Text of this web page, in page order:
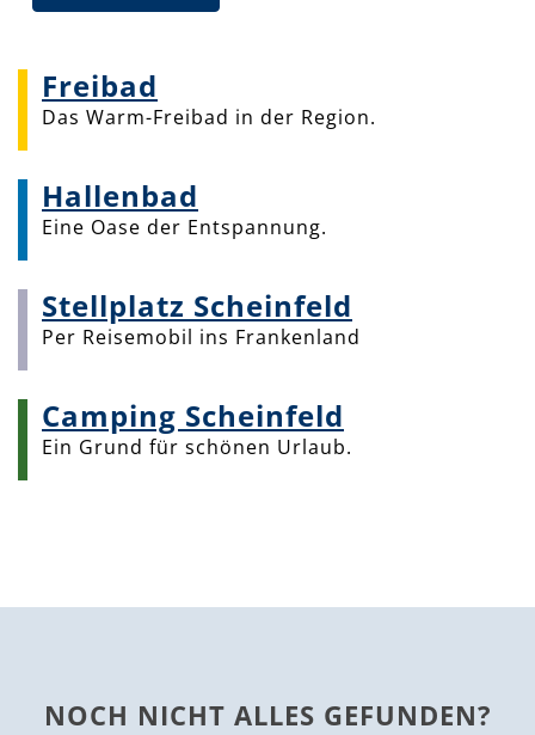
Freibad
Das Warm-Freibad in der Region.
Hallenbad
Eine Oase der Entspannung.
Stellplatz Scheinfeld
Per Reisemobil ins Frankenland
Camping Scheinfeld
Ein Grund für schönen Urlaub.
NOCH NICHT ALLES GEFUNDEN?